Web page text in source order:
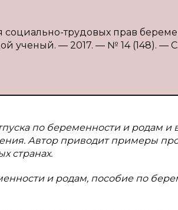
социально-трудовых прав
ученый. — 2017. — № 14 (148). — С.
по беременности и родам
Автор приводит примеры
странах.
и родам, пособие по